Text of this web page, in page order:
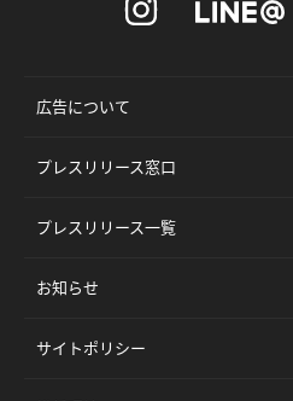
広告について
プレスリリース窓口
プレスリリース一覧
お知らせ
サイトポリシー